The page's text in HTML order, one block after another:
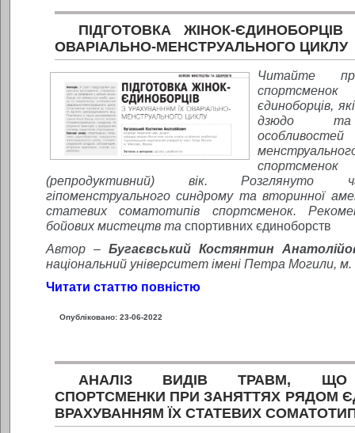
ПІДГОТОВКА ЖІНОК-
ОВАРІАЛЬНО-МЕНСТРУАЛЬНОГО ЦИКЛУ
Читайте
єдиноборців,
дзюдо та
(репродуктивний) вік. Розглянуто
гіпоменструального синдрому та вторинної
статевих соматотипів спортсменок.
бойових мистецтв та спортивних єдиноборств
Автор – Бугаєвський Костянтин
національний університет імені Петра Могили, м.
Читати статтю повністю
Опубліковано: 23-06-2022
АНАЛІЗ ВИДІВ ТРАВМ, ЩО
СПОРТСМЕНКИ ПРИ ЗАНЯТТЯХ РЯДОМ
ВРАХУВАННЯМ ЇХ СТАТЕВИХ